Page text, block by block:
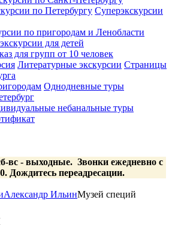
по Петербургу Суперэкскурсии
по пригородам и Ленобласти
для детей
для групп от 10 человек
Литературные экскурсии Страницы
Однодневные туры
небанальные туры
вс - выходные. Звонки ежедневно с
Дождитесь переадресации.
Александр ИльинМузей специй